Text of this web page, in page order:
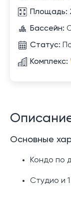
Площадь:
Бассейн:
Статус:
Комплекс:
Основные
Кондо по
Студио и